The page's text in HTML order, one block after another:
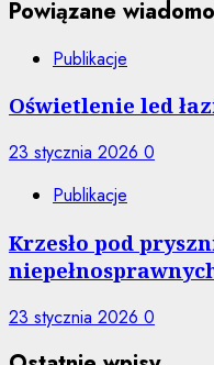
Powiązane
Publikacje
Oświetlenie led
23 stycznia 2026 0
Publikacje
Krzesło pod
23 stycznia 2026 0